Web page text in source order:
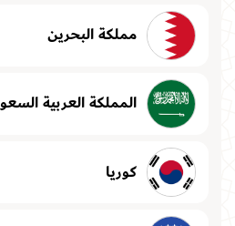
مملكة البحرين
المملكة العربية
كوريا